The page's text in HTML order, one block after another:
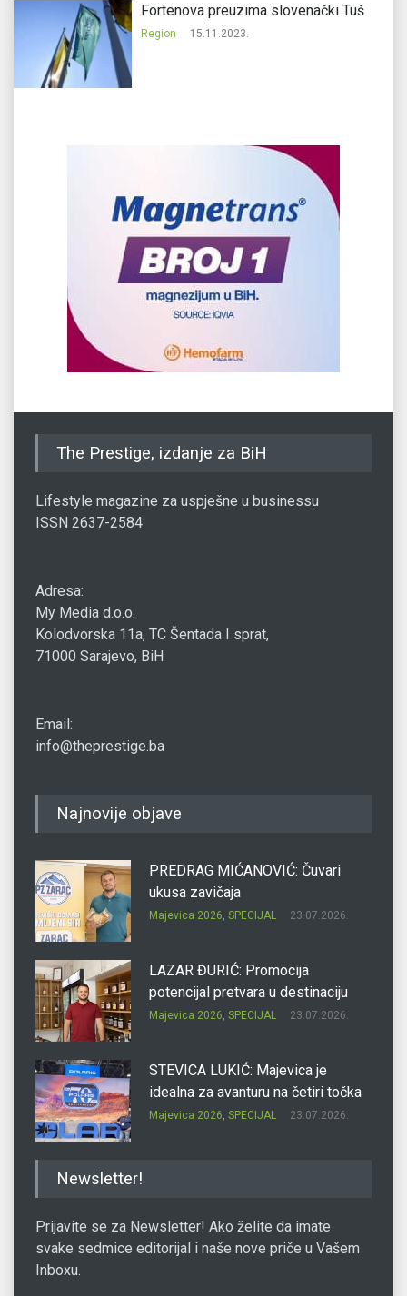
Fortenova preuzima slovenački Tuš
Region 15.11.2023.
The Prestige, izdanje za BiH
Lifestyle magazine za uspješne u businessu
ISSN 2637-2584
Adresa:
My Media d.o.o.
Kolodvorska 11a, TC Šentada I sprat,
71000 Sarajevo, BiH
Email:
info@theprestige.ba
Najnovije objave
PREDRAG MIĆANOVIĆ: Čuvari
ukusa zavičaja
Majevica 2026, SPECIJAL 23.07.2026.
LAZAR ĐURIĆ: Promocija
potencijal pretvara u destinaciju
Majevica 2026, SPECIJAL 23.07.2026.
STEVICA LUKIĆ: Majevica je
idealna za avanturu na četiri točka
Majevica 2026, SPECIJAL 23.07.2026.
Newsletter!
Prijavite se za Newsletter! Ako želite da imate
svake sedmice editorijal i naše nove priče u Vašem
Inboxu.